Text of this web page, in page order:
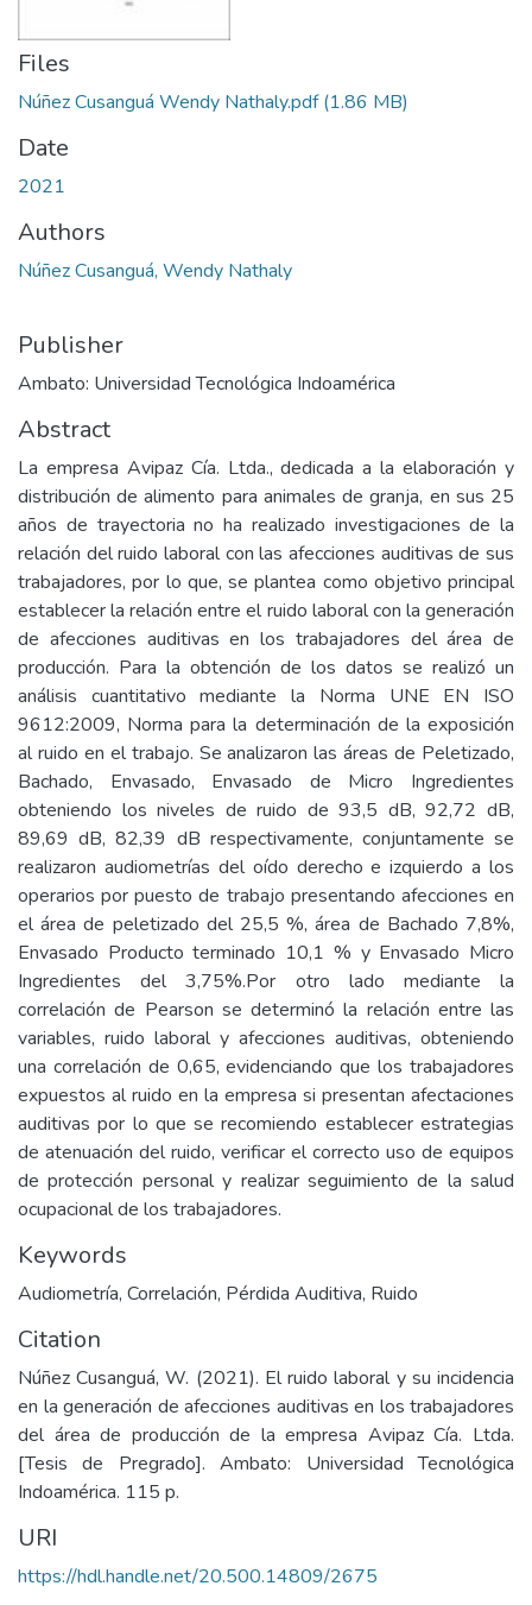
Files
Núñez Cusanguá Wendy Nathaly.pdf(1.86 MB)
Date
2021
Authors
Núñez Cusanguá, Wendy Nathaly
Publisher
Ambato: Universidad Tecnológica Indoamérica
Abstract
La empresa Avipaz Cía. Ltda., dedicada a la elaboración y
distribución de alimento para animales de granja, en sus 25
años de trayectoria no ha realizado investigaciones de la
relación del ruido laboral con las afecciones auditivas de sus
trabajadores, por lo que, se plantea como objetivo principal
establecer la relación entre el ruido laboral con la generación
de afecciones auditivas en los trabajadores del área de
producción. Para la obtención de los datos se realizó un
análisis cuantitativo mediante la Norma UNE EN ISO
9612:2009, Norma para la determinación de la exposición
al ruido en el trabajo. Se analizaron las áreas de Peletizado,
Bachado, Envasado, Envasado de Micro Ingredientes
obteniendo los niveles de ruido de 93,5 dB, 92,72 dB,
89,69 dB, 82,39 dB respectivamente, conjuntamente se
realizaron audiometrías del oído derecho e izquierdo a los
operarios por puesto de trabajo presentando afecciones en
el área de peletizado del 25,5 %, área de Bachado 7,8%,
Envasado Producto terminado 10,1 % y Envasado Micro
Ingredientes del 3,75%.Por otro lado mediante la
correlación de Pearson se determinó la relación entre las
variables, ruido laboral y afecciones auditivas, obteniendo
una correlación de 0,65, evidenciando que los trabajadores
expuestos al ruido en la empresa si presentan afectaciones
auditivas por lo que se recomiendo establecer estrategias
de atenuación del ruido, verificar el correcto uso de equipos
de protección personal y realizar seguimiento de la salud
ocupacional de los trabajadores.
Keywords
Audiometría, Correlación, Pérdida Auditiva, Ruido
Citation
Núñez Cusanguá, W. (2021). El ruido laboral y su incidencia
en la generación de afecciones auditivas en los trabajadores
del área de producción de la empresa Avipaz Cía. Ltda.
[Tesis de Pregrado]. Ambato: Universidad Tecnológica
Indoamérica. 115 p.
URI
https://hdl.handle.net/20.500.14809/2675